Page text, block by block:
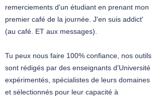
remerciements d'un étudiant en prenant mon
premier café de la journée. J'en suis addict'
(au café. ET aux messages).
Tu peux nous faire 100% confiance, nos outils
sont rédigés par des enseignants d'Université
expérimentés, spécialistes de leurs domaines
et sélectionnés pour leur capacité à